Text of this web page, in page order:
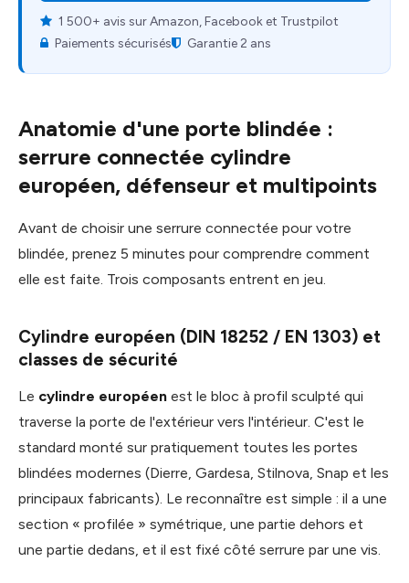
1 500+ avis sur Amazon, Facebook et Trustpilot
Paiements sécurisés
Garantie 2 ans
Anatomie d'une porte blindée :
serrure connectée cylindre
européen, défenseur et multipoints
Avant de choisir une serrure connectée pour votre
blindée, prenez 5 minutes pour comprendre comment
elle est faite. Trois composants entrent en jeu.
Cylindre européen (DIN 18252 / EN 1303) et
classes de sécurité
Le cylindre européen est le bloc à profil sculpté qui
traverse la porte de l'extérieur vers l'intérieur. C'est le
standard monté sur pratiquement toutes les portes
blindées modernes (Dierre, Gardesa, Stilnova, Snap et les
principaux fabricants). Le reconnaître est simple : il a une
section « profilée » symétrique, une partie dehors et
une partie dedans, et il est fixé côté serrure par une vis.